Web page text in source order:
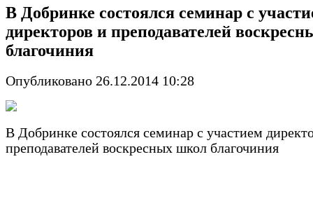
В Добринке состоялся семинар с
директоров и преподавателей
благочиния
Опубликовано 26.12.2014 10:28
В Добринке состоялся семинар с участием
преподавателей воскресных школ благочиния